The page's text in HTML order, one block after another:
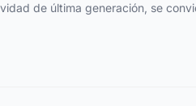
de última generación, se